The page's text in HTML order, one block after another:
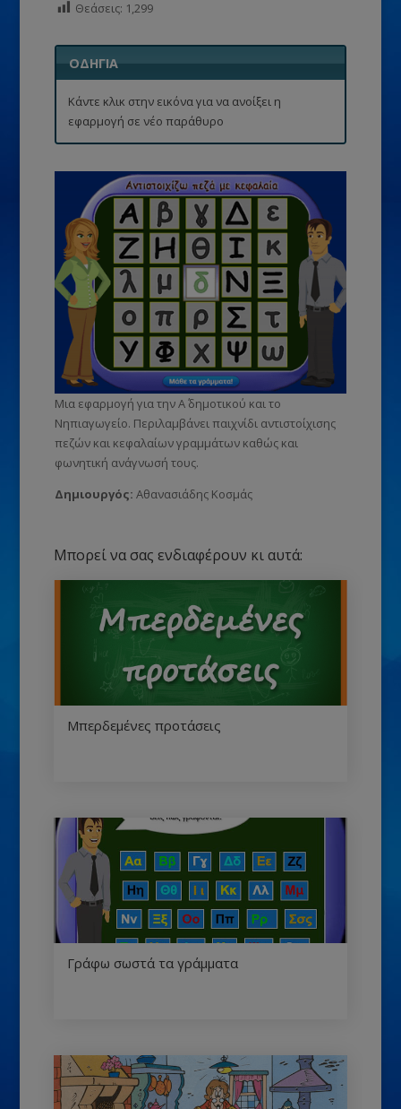
Θεάσεις: 1,299
ΟΔΗΓΙΑ
Κάντε κλικ στην εικόνα για να ανοίξει η
εφαρμογή σε νέο παράθυρο
Μια εφαρμογή για την Α΄ δημοτικού και το
Νηπιαγωγείο. Περιλαμβάνει παιχνίδι αντιστοίχισης
πεζών και κεφαλαίων γραμμάτων καθώς και
φωνητική ανάγνωσή τους.
Δημιουργός: Αθανασιάδης Κοσμάς
Μπορεί να σας ενδιαφέρουν κι αυτά:
Μπερδεμένες προτάσεις
Γράφω σωστά τα γράμματα